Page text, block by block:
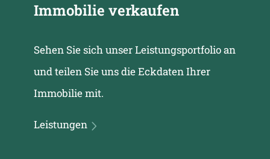
Immobilie verkaufen
Sehen Sie sich unser Leistungsportfolio an
und teilen Sie uns die Eckdaten Ihrer
Immobilie mit.
Leistungen